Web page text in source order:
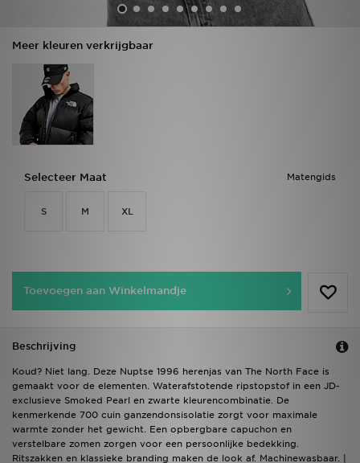
Meer kleuren verkrijgbaar
Matengids
Selecteer Maat
S M XL
Toevoegen aan Winkelmandje
Beschrijving
Koud? Niet lang. Deze Nuptse 1996 herenjas van The North Face is
gemaakt voor de elementen. Waterafstotende ripstopstof in een JD-
exclusieve Smoked Pearl en zwarte kleurencombinatie. De
kenmerkende 700 cuin ganzendonsisolatie zorgt voor maximale
warmte zonder het gewicht. Een opbergbare capuchon en
verstelbare zomen zorgen voor een persoonlijke bedekking.
Ritszakken en klassieke branding maken de look af. Machinewasbaar. |